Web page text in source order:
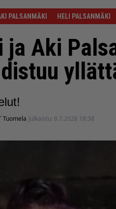
PALSANMÄKI HELI PALSANMÄKI
ja Aki
Tuomela Julkaistu: 8.7.2026 18:38